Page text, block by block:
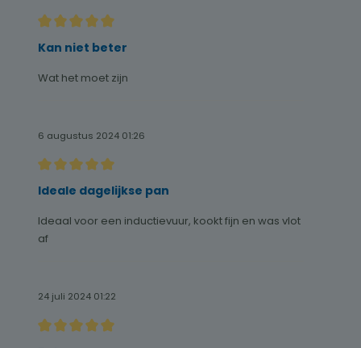
Recensie met een waardering van 5 van de 5 sterren
Kan niet beter
Wat het moet zijn
6 augustus 2024 01:26
Recensie met een waardering van 5 van de 5 sterren
Ideale dagelijkse pan
Ideaal voor een inductievuur, kookt fijn en was vlot
af
24 juli 2024 01:22
Recensie met een waardering van 5 van de 5 sterren